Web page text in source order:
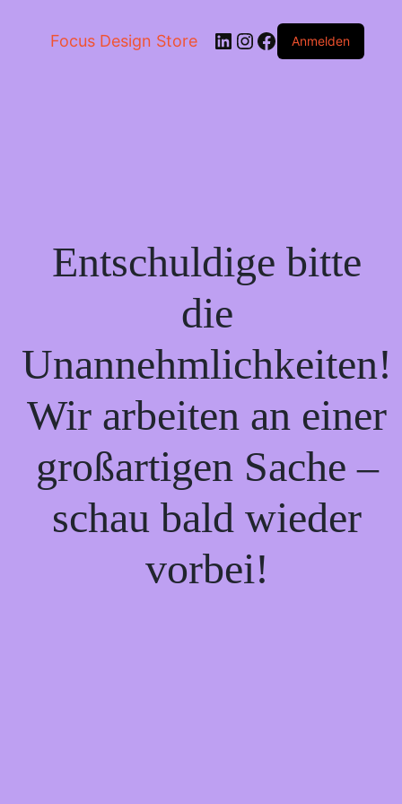
Focus Design Store LinkedIn
Instagram
Facebook
Anmelden
Entschuldige bitte
die
Unannehmlichkeiten!
Wir arbeiten an einer
großartigen Sache –
schau bald wieder
vorbei!